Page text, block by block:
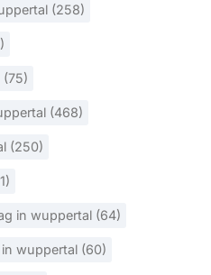
(258)
(468)
(250)
in wuppertal (64)
wuppertal (60)